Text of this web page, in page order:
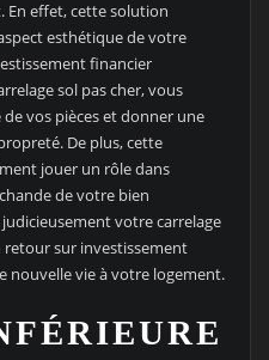
En effet, cette solution
esthétique de votre
financier
sol pas cher, vous
vos pièces et donner une
De plus, cette
jouer un rôle dans
de votre bien
votre carrelage
retour sur investissement
nouvelle vie à votre logement.